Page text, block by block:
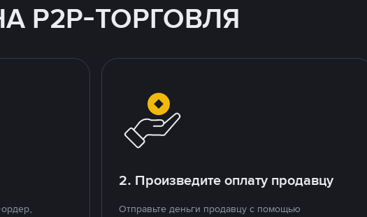
P2P-ТОРГОВЛЯ
2. Произведите оплату продавцу
Отправьте деньги продавцу с помощью